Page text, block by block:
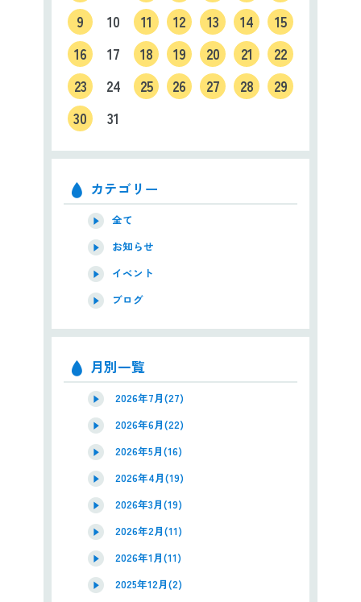
9
10 11 12 13 14
15
16
17 18 19 20 21
22
23
24 25 26 27 28
29
30
31
カテゴリー
全て
お知らせ
イベント
ブログ
月別一覧
2026年7月(27)
2026年6月(22)
2026年5月(16)
2026年4月(19)
2026年3月(19)
2026年2月(11)
2026年1月(11)
2025年12月(2)